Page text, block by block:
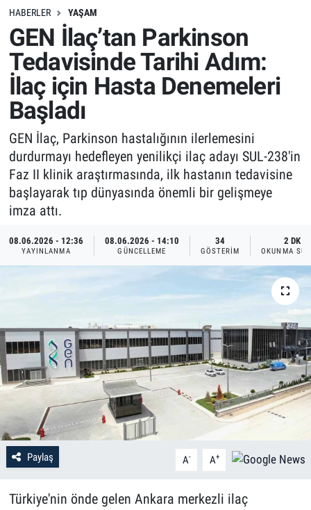
HABERLER YAŞAM
GEN İlaç’tan Parkinson
Tedavisinde Tarihi Adım:
İlaç için Hasta Denemeleri
Başladı
GEN İlaç, Parkinson hastalığının ilerlemesini
durdurmayı hedefleyen yenilikçi ilaç adayı SUL-238'in
Faz II klinik araştırmasında, ilk hastanın tedavisine
başlayarak tıp dünyasında önemli bir gelişmeye
imza attı.
08.06.2026 - 12:36
YAYINLANMA
08.06.2026 - 14:10
GÜNCELLEME
34
GÖSTERIM
2 DK
OKUNMA
Paylaş A- A+
Türkiye'nin önde gelen Ankara merkezli ilaç